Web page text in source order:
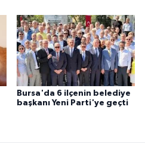
Bursa'da 6 ilçenin belediye
başkanı Yeni Parti'ye geçti